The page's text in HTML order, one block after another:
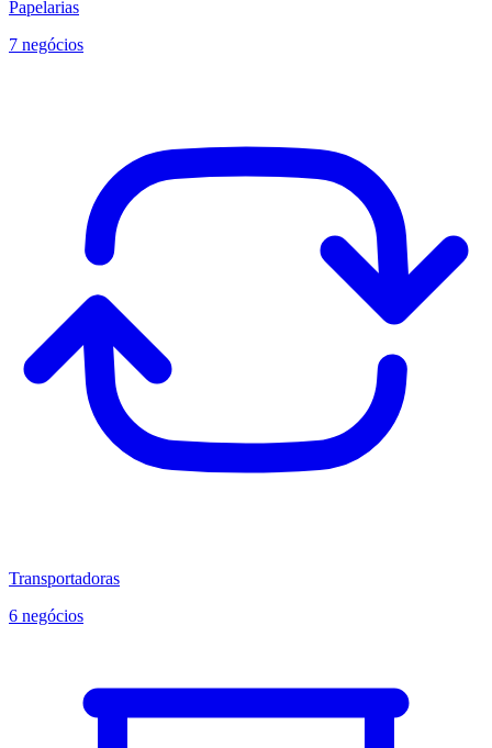
Papelarias
7 negócios
Transportadoras
6 negócios